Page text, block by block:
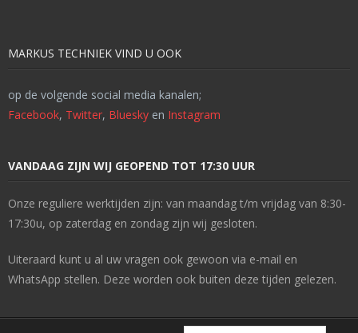
MARKUS TECHNIEK VIND U OOK
op de volgende social media kanalen;
Facebook, Twitter, Bluesky en Instagram
VANDAAG ZIJN WIJ GEOPEND TOT 17:30 UUR
Onze reguliere werktijden zijn: van maandag t/m vrijdag van 8:30-
17:30u, op zaterdag en zondag zijn wij gesloten.
Uiteraard kunt u al uw vragen ook gewoon via e-mail en
WhatsApp stellen. Deze worden ook buiten deze tijden gelezen.